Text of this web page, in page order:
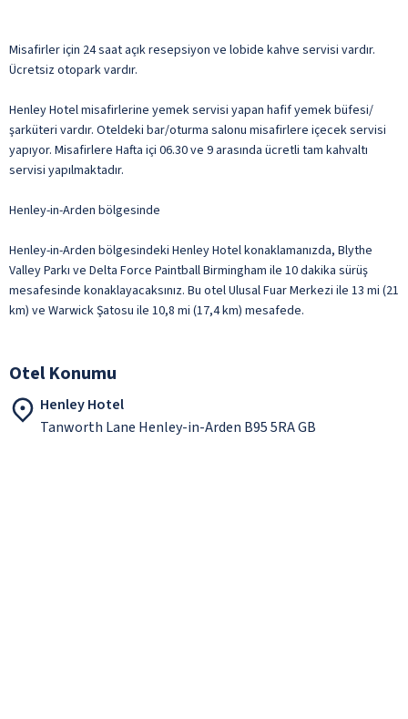
Misafirler için 24 saat açık resepsiyon ve lobide kahve servisi vardır.
Ücretsiz otopark vardır.
Henley Hotel misafirlerine yemek servisi yapan hafif yemek büfesi/
şarküteri vardır. Oteldeki bar/oturma salonu misafirlere içecek servisi
yapıyor. Misafirlere Hafta içi 06.30 ve 9 arasında ücretli tam kahvaltı
servisi yapılmaktadır.
Henley-in-Arden bölgesinde
Henley-in-Arden bölgesindeki Henley Hotel konaklamanızda, Blythe
Valley Parkı ve Delta Force Paintball Birmingham ile 10 dakika sürüş
mesafesinde konaklayacaksınız. Bu otel Ulusal Fuar Merkezi ile 13 mi (21
km) ve Warwick Şatosu ile 10,8 mi (17,4 km) mesafede.
Otel Konumu
Henley Hotel
Tanworth Lane Henley-in-Arden B95 5RA GB